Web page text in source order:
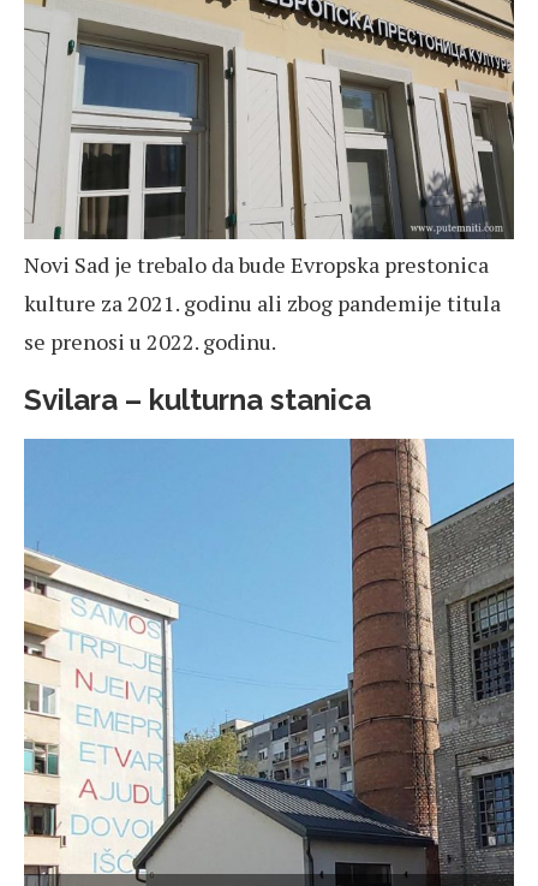
Novi Sad je trebalo da bude Evropska prestonica
kulture za 2021. godinu ali zbog pandemije titula
se prenosi u 2022. godinu.
Svilara – kulturna stanica